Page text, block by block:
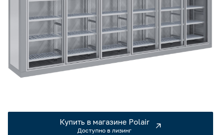
Купить в магазине Polair
Доступно в лизинг
Камеры холодильные
Машины холодильные
Термоконтейнеры FoodLine
Решения для Dark / Ghost kitchen
Smart Serviсe
Единый доступ по QR-коду ко всей информации об изделии